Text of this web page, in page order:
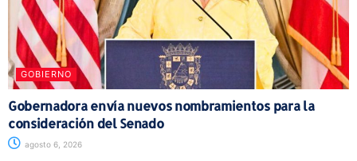
GOBIERNO
Gobernadora envía nuevos nombramientos para la
consideración del Senado
agosto 6, 2026